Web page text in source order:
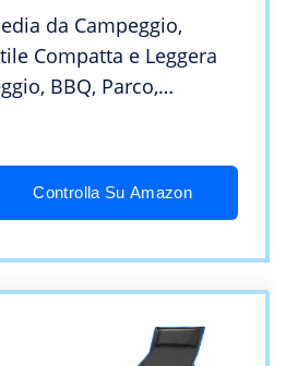
da Campeggio,
Compatta e Leggera
BBQ, Parco,
Controlla Su Amazon